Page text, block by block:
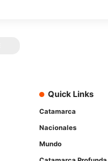
Quick Links
Catamarca
Nacionales
Mundo